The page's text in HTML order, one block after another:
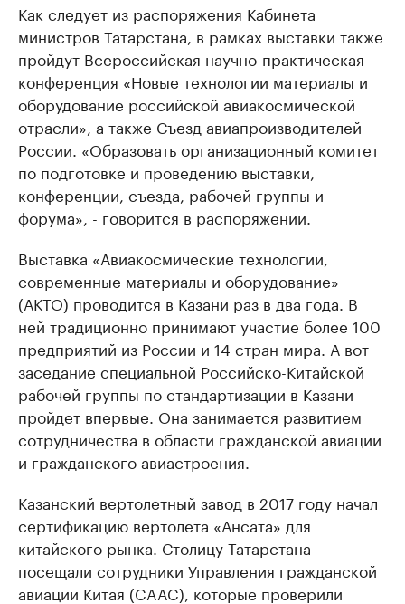
Как следует из распоряжения Кабинета
министров Татарстана, в рамках выставки также
пройдут Всероссийская научно-практическая
конференция «Новые технологии материалы и
оборудование российской авиакосмической
отрасли», а также Съезд авиапроизводителей
России. «Образовать организационный комитет
по подготовке и проведению выставки,
конференции, съезда, рабочей группы и
форума», - говорится в распоряжении.
Выставка «Авиакосмические технологии,
современные материалы и оборудование»
(АКТО) проводится в Казани раз в два года. В
ней традиционно принимают участие более 100
предприятий из России и 14 стран мира. А вот
заседание специальной Российско-Китайской
рабочей группы по стандартизации в Казани
пройдет впервые. Она занимается развитием
сотрудничества в области гражданской авиации
и гражданского авиастроения.
Казанский вертолетный завод в 2017 году начал
сертификацию вертолета «Ансата» для
китайского рынка. Столицу Татарстана
посещали сотрудники Управления гражданской
авиации Китая (CAAC), которые проверили